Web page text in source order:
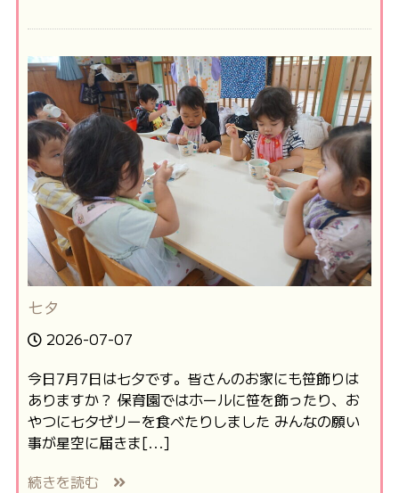
七夕
2026-07-07
今日7月7日は七夕です。皆さんのお家にも笹飾りは
ありますか？ 保育園ではホールに笹を飾ったり、お
やつに七夕ゼリーを食べたりしました みんなの願い
事が星空に届きま[...]
続きを読む